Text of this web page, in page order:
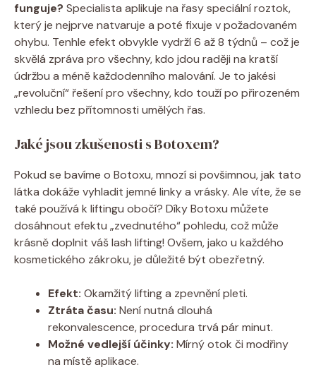
funguje? Specialista aplikuje na řasy speciální roztok,
který je nejprve natvaruje a poté fixuje v požadovaném
ohybu. Tenhle efekt obvykle vydrží 6 až 8 týdnů – což je
skvělá zpráva pro všechny, kdo jdou raději na kratší
údržbu a méně každodenního malování. Je to jakési
„revoluční“ řešení pro všechny, kdo touží po přirozeném
vzhledu bez přítomnosti umělých řas.
Jaké jsou zkušenosti s Botoxem?
Pokud se bavíme o Botoxu, mnozí si povšimnou, jak tato
látka dokáže vyhladit jemné linky a vrásky. Ale víte, že se
také používá k liftingu obočí? Díky Botoxu můžete
dosáhnout efektu „zvednutého“ pohledu, což může
krásně doplnit váš lash lifting! Ovšem, jako u každého
kosmetického zákroku, je důležité být obezřetný.
Efekt: Okamžitý lifting a zpevnění pleti.
Ztráta času: Není nutná dlouhá
rekonvalescence, procedura trvá pár minut.
Možné vedlejší účinky: Mírný otok či modřiny
na místě aplikace.